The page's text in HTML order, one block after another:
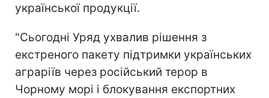
української продукції.
"Сьогодні Уряд ухвалив рішення з
екстреного пакету підтримки українських
аграріїв через російський терор в
Чорному морі і блокування експортних